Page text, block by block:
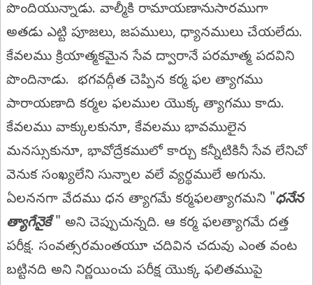
పొందియున్నాడు. వాల్మీకి రామాయణానుసారముగా
అతడు ఎట్టి పూజలు, జపములు, ధ్యానములు చేయలేదు.
కేవలము క్రియాత్మకమైన సేవ ద్వారానే పరమాత్మ పదవిని
పొందినాడు. భగవద్గీత చెప్పిన కర్మ ఫల త్యాగము
పారాయణాది కర్మల ఫలముల యొక్క త్యాగము కాదు.
కేవలము వాక్కులకునూ, కేవలము భావములైన
మనస్సుకునూ, భావోద్రేకములో కార్చు కన్నీటికినీ సేవ లేనిచో
వెనుక సంఖ్యలేని సున్నాల వలే వ్యర్థములే అగును.
ఏలననగా వేదము ధన త్యాగమే కర్మఫలత్యాగమని "ధనేన
త్యాగేనైకే" అని చెప్పుచున్నది. ఆ కర్మ ఫలత్యాగమే దత్త
పరీక్ష. సంవత్సరమంతయూ చదివిన చదువు ఎంత వంట
బట్టినది అని నిర్ణయించు పరీక్ష యొక్క ఫలితముపై